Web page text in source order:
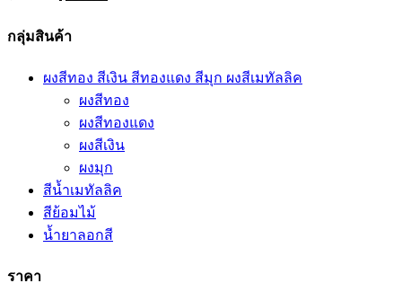
กลุ่มสินค้า
ผงสีทอง สีเงิน สีทองแดง สีมุก ผงสีเมทัลลิค
ผงสีทอง
ผงสีทองแดง
ผงสีเงิน
ผงมุก
สีน้ำเมทัลลิค
สีย้อมไม้
น้ำยาลอกสี
ราคา